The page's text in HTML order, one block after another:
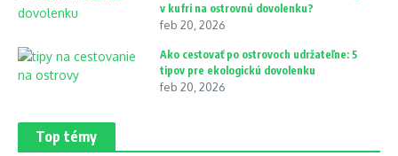
v kufri na ostrovnú dovolenku?
feb 20, 2026
Ako cestovať po ostrovoch udržateľne: 5
tipov pre ekologickú dovolenku
feb 20, 2026
Top témy